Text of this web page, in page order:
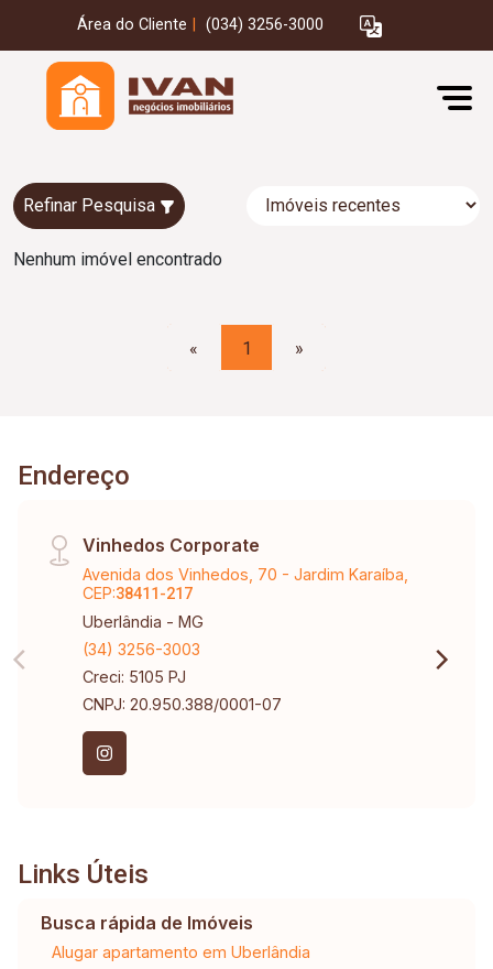
Área do Cliente (034) 3256-3000
Refinar Pesquisa
Nenhum imóvel encontrado
« 1 »
Endereço
Vinhedos Corporate
Avenida dos Vinhedos, 70 - Jardim Karaíba,
CEP:38411-217
Uberlândia - MG
(34) 3256-3003
Creci: 5105 PJ
CNPJ: 20.950.388/0001-07
Links Úteis
Busca rápida de Imóveis
Alugar apartamento em Uberlândia